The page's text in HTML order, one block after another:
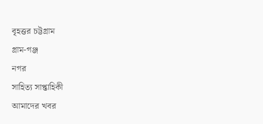
বৃহত্তর চট্টগ্রাম
গ্রাম-গঞ্জ
নগর
সাহিত্য সাপ্তাহিকী
আমাদের খবর